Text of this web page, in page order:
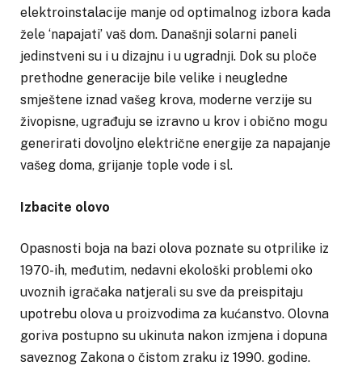
elektroinstalacije manje od optimalnog izbora kada
žele ‘napajati’ vaš dom. Današnji solarni paneli
jedinstveni su i u dizajnu i u ugradnji. Dok su ploče
prethodne generacije bile velike i neugledne
smještene iznad vašeg krova, moderne verzije su
živopisne, ugrađuju se izravno u krov i obično mogu
generirati dovoljno električne energije za napajanje
vašeg doma, grijanje tople vode i sl.
Izbacite olovo
Opasnosti boja na bazi olova poznate su otprilike iz
1970-ih, međutim, nedavni ekološki problemi oko
uvoznih igračaka natjerali su sve da preispitaju
upotrebu olova u proizvodima za kućanstvo. Olovna
goriva postupno su ukinuta nakon izmjena i dopuna
saveznog Zakona o čistom zraku iz 1990. godine.